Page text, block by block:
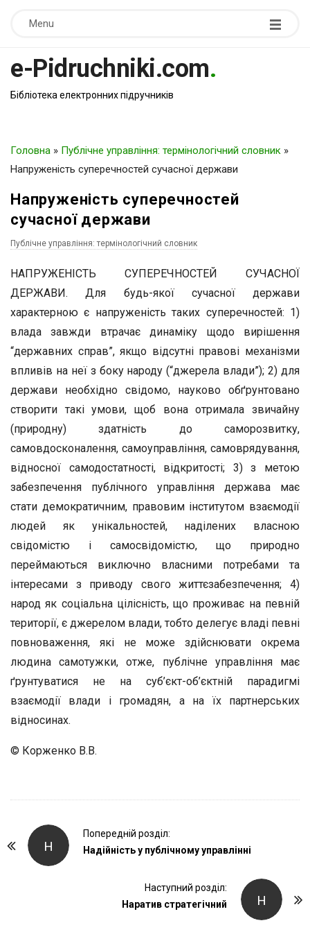
Menu
e-Pidruchniki.com.
Бібліотека електронних підручників
Головна » Публічне управління: термінологічний словник »
Напруженість суперечностей сучасної держави
Напруженість суперечностей
сучасної держави
Публічне управління: термінологічний словник
НАПРУЖЕНІСТЬ СУПЕРЕЧНОСТЕЙ СУЧАСНОЇ
ДЕРЖАВИ. Для будь-якої сучасної держави
характерною є напруженість таких суперечностей: 1)
влада завжди втрачає динаміку щодо вирішення
“державних справ”, якщо відсутні правові механізми
впливів на неї з боку народу (“джерела влади”); 2) для
держави необхідно свідомо, науково обґрунтовано
створити такі умови, щоб вона отримала звичайну
(природну) здатність до саморозвитку,
самовдосконалення, самоуправління, самоврядування,
відносної самодостатності, відкритості; 3) з метою
забезпечення публічного управління держава має
стати демократичним, правовим інститутом взаємодії
людей як унікальностей, наділених власною
свідомістю і самосвідомістю, що природно
переймаються виключно власними потребами та
інтересами з приводу свого життєзабезпечення; 4)
народ як соціальна цілісність, що проживає на певній
території, є джерелом влади, тобто делегує владі певні
повноваження, які не може здійснювати окрема
людина самотужки, отже, публічне управління має
ґрунтуватися не на суб’єкт-об’єктній парадигмі
взаємодії влади і громадян, а на їх партнерських
відносинах.
© Корженко В.В.
Н
Попередній розділ:
Надійність у публічному управлінні
Н
Наступний розділ:
Наратив стратегічний